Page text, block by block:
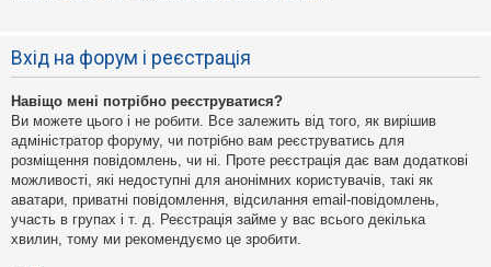
Вхід на форум і реєстрація
Навіщо мені потрібно реєструватися?
Ви можете цього і не робити. Все залежить від того, як вирішив
адміністратор форуму, чи потрібно вам реєструватись для
розміщення повідомлень, чи ні. Проте реєстрація дає вам додаткові
можливості, які недоступні для анонімних користувачів, такі як
аватари, приватні повідомлення, відсилання email-повідомлень,
участь в групах і т. д. Реєстрація займе у вас всього декілька
хвилин, тому ми рекомендуємо це зробити.